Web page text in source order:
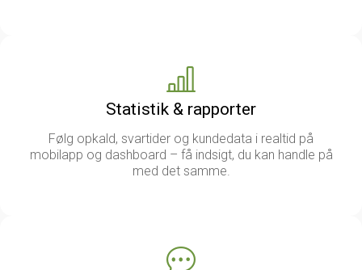
Statistik & rapporter
Følg opkald, svartider og kundedata i realtid på
mobilapp og dashboard – få indsigt, du kan handle på
med det samme.